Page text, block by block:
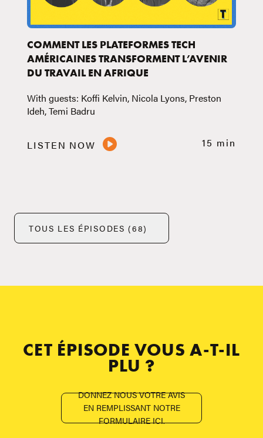
COMMENT LES PLATEFORMES TECH
AMÉRICAINES TRANSFORMENT L’AVENIR
DU TRAVAIL EN AFRIQUE
With guests: Koffi Kelvin, Nicola Lyons, Preston
Ideh, Temi Badru
LISTEN NOW 15 min
TOUS LES ÉPISODES (68)
CET ÉPISODE VOUS A-T-IL
PLU ?
DONNEZ NOUS VOTRE AVIS
EN REMPLISSANT NOTRE
FORMULAIRE ICI.